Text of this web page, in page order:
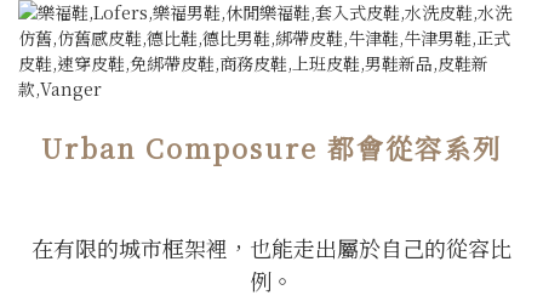
Urban Composure 都會從容系列
在有限的城市框架裡，也能走出屬於自己的從容比
例。